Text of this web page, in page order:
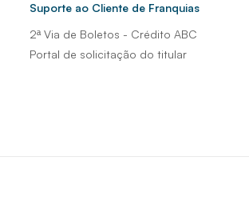
Suporte ao Cliente de Franquias
2ª Via de Boletos - Crédito ABC
Portal de solicitação do titular